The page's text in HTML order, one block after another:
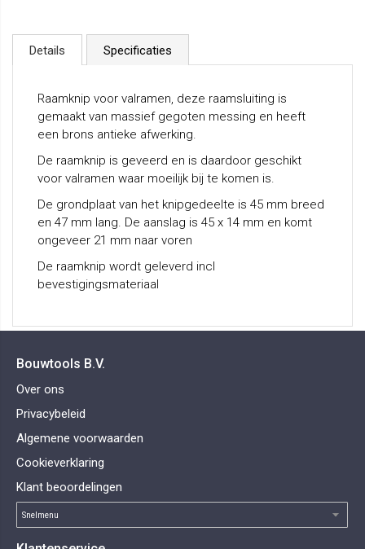
Details Specificaties
Raamknip voor valramen, deze raamsluiting is
gemaakt van massief gegoten messing en heeft
een brons antieke afwerking.
De raamknip is geveerd en is daardoor geschikt
voor valramen waar moeilijk bij te komen is.
De grondplaat van het knipgedeelte is 45 mm breed
en 47 mm lang. De aanslag is 45 x 14 mm en komt
ongeveer 21 mm naar voren
De raamknip wordt geleverd incl
bevestigingsmateriaal
Bouwtools B.V.
Over ons
Privacybeleid
Algemene voorwaarden
Cookieverklaring
Klant beoordelingen